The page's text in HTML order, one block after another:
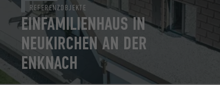
EINFAMILIENHAUS IN
NEUKIRCHEN AN DER
ENKNACH
REFERENZOBJEKTE